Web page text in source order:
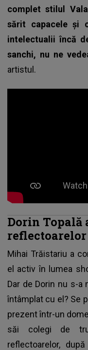
complet stilul
sărit capacele şi
intelectualii încă
sanchi, nu ne
artistul.
Dorin
reflectoarelor
Mihai Trăistariu a
el activ în lumea
Dar de Dorin nu s-a
întâmplat cu el? Se
prezent într-un
săi colegi de
reflectoarelor,